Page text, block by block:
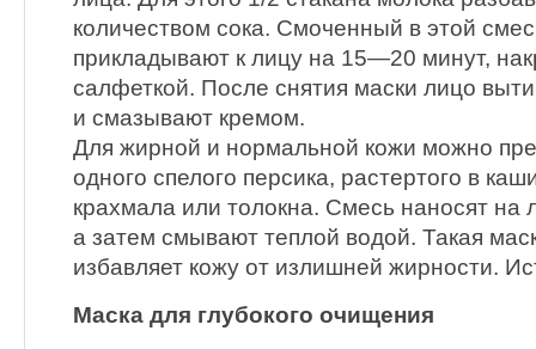
количеством сока. Смоченный в этой
прикладывают к лицу на 15—20 минут,
салфеткой. После снятия маски лицо
и смазывают кремом.
Для жирной и нормальной кожи можно
одного спелого персика, растертого в
крахмала или толокна. Смесь наносят
а затем смывают теплой водой. Такая
избавляет кожу от излишней жирности.
Маска для глубокого очищения